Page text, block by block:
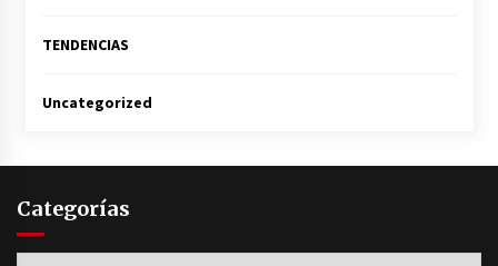
TENDENCIAS
Uncategorized
Categorías